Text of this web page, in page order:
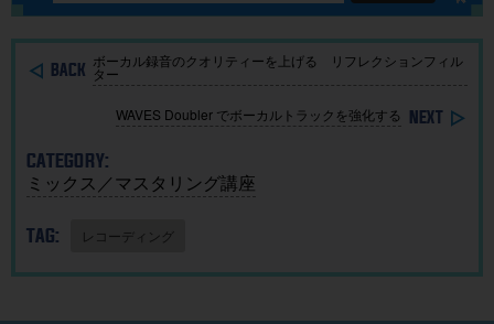
ガイド
催
単に作
成！
ボーカル録音のクオリティーを上げる リフレクションフィル
ター
WAVES Doubler でボーカルトラックを強化する
CATEGORY:
ミックス／マスタリング講座
TAG: レコーディング